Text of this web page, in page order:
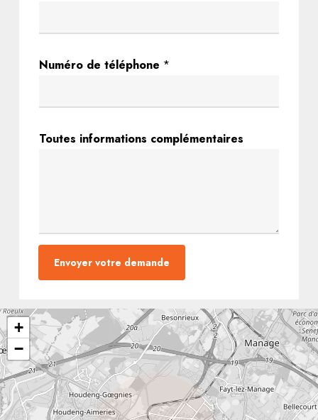
Numéro de téléphone *
Toutes informations complémentaires
Envoyer votre demande
+
−